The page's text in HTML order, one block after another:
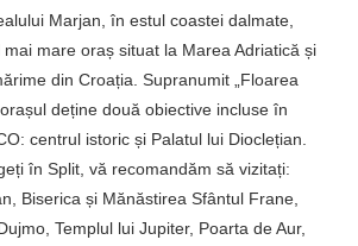
Marjan, în estul coastei dalmate,
mare oraș situat la Marea Adriatică și
din Croația. Supranumit „Floarea
deține două obiective incluse în
centrul istoric și Palatul lui Dioclețian.
în Split, vă recomandăm să vizitați:
Biserica și Mănăstirea Sfântul Frane,
Templul lui Jupiter, Poarta de Aur,